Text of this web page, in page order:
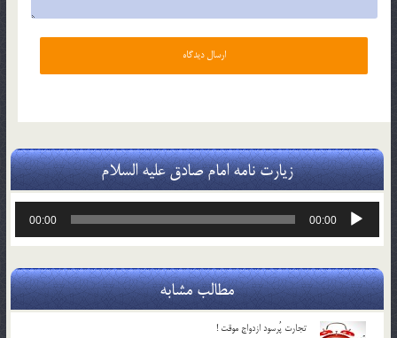
زیارت نامه امام صادق علیه السلام
پخش‌کننده
00:00
00:00
مطالب مشابه
تجارت پُرسود ازدواج موقت !